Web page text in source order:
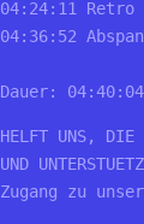
04:24:11
04:36:52
Dauer: 04:40:04
HELFT UNS, DIE
UND
Zugang zu